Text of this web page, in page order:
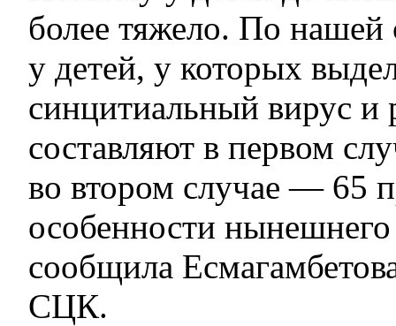
более тяжело. По нашей
у детей, у которых
синцитиальный вирус и
составляют в первом
во втором случае — 65
особенности
сообщила
СЦК.